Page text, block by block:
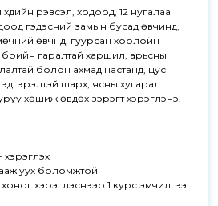
үрэвсэл, ходоод, 12 нугалаа
гэдэсний замын бусад өвчинд,
мөчний өвчнүүд, гуурсан хоолойн
гаралтай харшил, арьсны
болон ахмад настанд, цус
эдгэрэлтэй шарх, ясны хугарал
хөшиж өвдөх зэрэгт хэрэглэнэ.
хэрэглэх
уух боломжтой
хэрэглэснээр 1 курс эмчилгээ